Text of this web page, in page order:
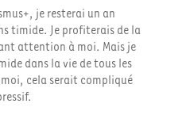
je resterai un an
timide. Je profiterais de la
attention à moi. Mais je
dans la vie de tous les
moi, cela serait compliqué